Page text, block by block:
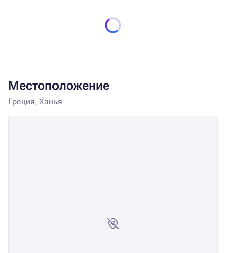
Местоположение
Греция, Ханья